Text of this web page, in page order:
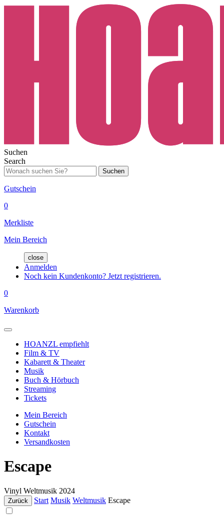
Suchen
Search
Suchen
Gutschein
0
Merkliste
Mein Bereich
close
Anmelden
Noch kein Kundenkonto? Jetzt registrieren.
0
Warenkorb
HOANZL empfiehlt
Film & TV
Kabarett & Theater
Musik
Buch & Hörbuch
Streaming
Tickets
Mein Bereich
Gutschein
Kontakt
Versandkosten
Escape
Vinyl Weltmusik 2024
Zurück Start Musik Weltmusik Escape